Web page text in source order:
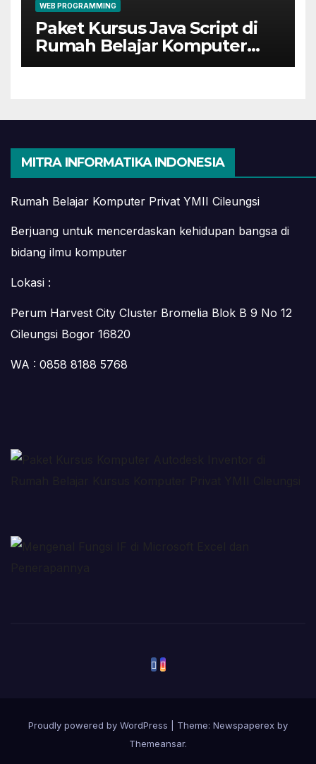
WEB PROGRAMMING
Paket Kursus Java Script di
Rumah Belajar Komputer
YMII Cileungsi
MITRA INFORMATIKA INDONESIA
Rumah Belajar Komputer Privat YMII Cileungsi
Berjuang untuk mencerdaskan kehidupan bangsa di
bidang ilmu komputer
Lokasi :
Perum Harvest City Cluster Bromelia Blok B 9 No 12
Cileungsi Bogor 16820
WA : 0858 8188 5768
Proudly powered by WordPress
Theme: Newspaperex by
Themeansar.